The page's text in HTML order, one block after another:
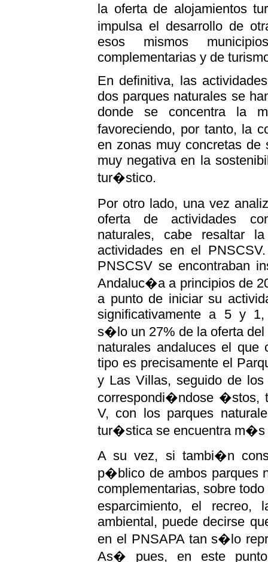
la oferta de alojamientos
impulsa el desarrollo de
esos mismos
complementarias y de
En definitiva, las
dos parques naturales se
donde se concentra la
favoreciendo, por tanto, la
en zonas muy concretas
muy negativa en la
tur�stico.
Por otro lado, una vez
oferta de actividades
naturales, cabe resaltar
actividades en el
PNSCSV se encontraban
Andaluc�a a principios de
a punto de iniciar su
significativamente a 5 y 1,
s�lo un 27% de la oferta del
naturales andaluces el
tipo es precisamente el
y Las Villas, seguido de
correspondi�ndose �stos,
V, con los parques
tur�stica se encuentra m�s
A su vez, si tambi�n
p�blico de ambos parques
complementarias, sobre
esparcimiento, el
ambiental, puede decirse
en el PNSAPA tan s�lo
As� pues, en este